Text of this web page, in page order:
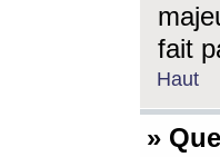
fait
Haut
»